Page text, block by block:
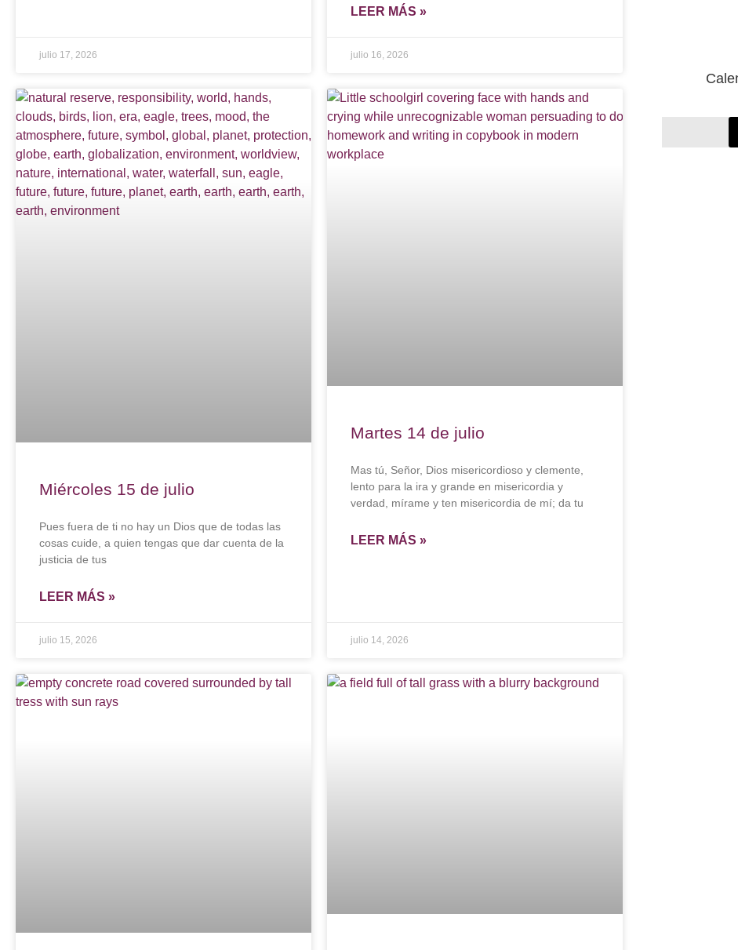
julio 17, 2026
LEER MÁS »
julio 16, 2026
Miércoles 15 de julio
Pues fuera de ti no hay un Dios que de todas las
cosas cuide, a quien tengas que dar cuenta de la
justicia de tus
LEER MÁS »
julio 15, 2026
Martes 14 de julio
Mas tú, Señor, Dios misericordioso y clemente,
lento para la ira y grande en misericordia y
verdad, mírame y ten misericordia de mí; da tu
LEER MÁS »
julio 14, 2026